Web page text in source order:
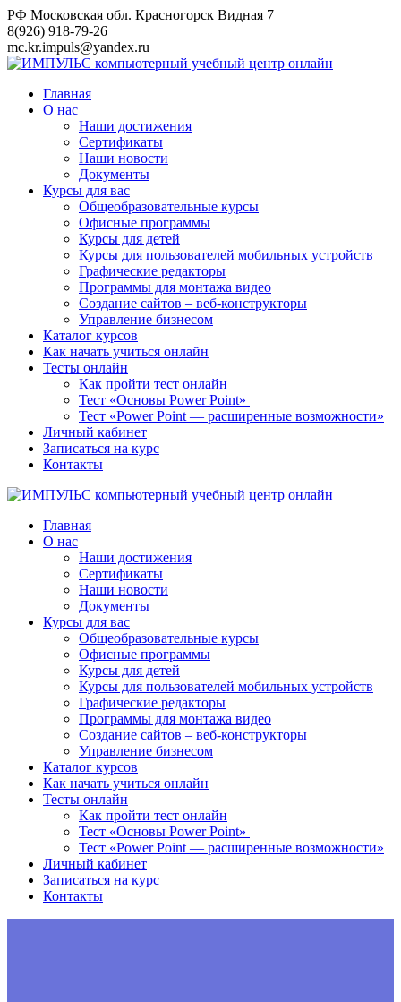
Перейти
к
контенту
РФ Московская обл. Красногорск Видная 7
8(926) 918-79-26
mc.kr.impuls@yandex.ru
Главная
О нас
Наши достижения
Сертификаты
Наши новости
Документы
Курсы для вас
Общеобразовательные курсы
Офисные программы
Курсы для детей
Курсы для пользователей мобильных устройств
Графические редакторы
Программы для монтажа видео
Создание сайтов – веб-конструкторы
Управление бизнесом
Каталог курсов
Как начать учиться онлайн
Тесты онлайн
Как пройти тест онлайн
Тест «Основы Power Point»
Тест «Power Point — расширенные возможности»
Личный кабинет
Записаться на курс
Контакты
Главная
О нас
Наши достижения
Сертификаты
Наши новости
Документы
Курсы для вас
Общеобразовательные курсы
Офисные программы
Курсы для детей
Курсы для пользователей мобильных устройств
Графические редакторы
Программы для монтажа видео
Создание сайтов – веб-конструкторы
Управление бизнесом
Каталог курсов
Как начать учиться онлайн
Тесты онлайн
Как пройти тест онлайн
Тест «Основы Power Point»
Тест «Power Point — расширенные возможности»
Личный кабинет
Записаться на курс
Контакты